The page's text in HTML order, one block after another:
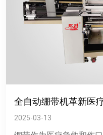
2025-03-13